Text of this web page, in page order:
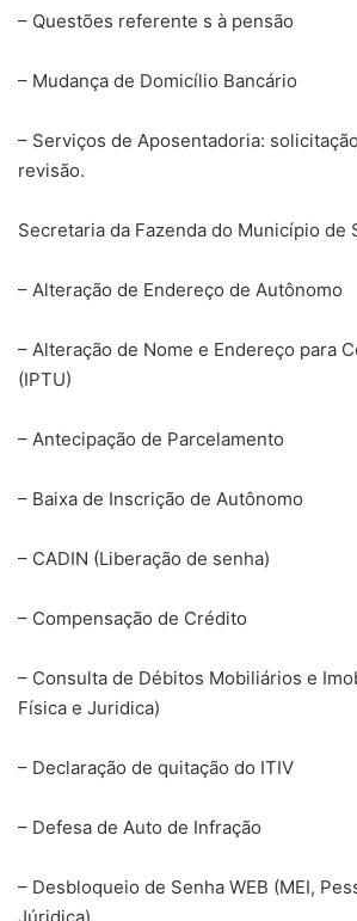
– Questões referente s à pensão
– Mudança de Domicílio Bancário
– Serviços de Aposentadoria:
revisão.
Secretaria da Fazenda do Município de
– Alteração de Endereço de Autônomo
– Alteração de Nome e Endereço para
(IPTU)
– Antecipação de Parcelamento
– Baixa de Inscrição de Autônomo
– CADIN (Liberação de senha)
– Compensação de Crédito
– Consulta de Débitos Mobiliários e
Física e Juridica)
– Declaração de quitação do ITIV
– Defesa de Auto de Infração
– Desbloqueio de Senha WEB (MEI,
Júridica)